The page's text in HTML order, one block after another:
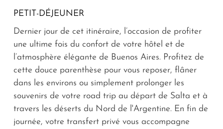
PETIT-DÉJEUNER
Dernier jour de cet itinéraire, l’occasion de profiter
une ultime fois du confort de votre hôtel et de
l’atmosphère élégante de Buenos Aires. Profitez de
cette douce parenthèse pour vous reposer, flâner
dans les environs ou simplement prolonger les
souvenirs de votre road trip au départ de Salta et à
travers les déserts du Nord de l'Argentine. En fin de
journée, votre transfert privé vous accompagne